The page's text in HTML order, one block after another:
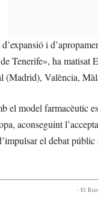
i
Tenerife», ha matisat
(Madrid), València,
el model farmacèutic
aconseguint
el debat
- Et